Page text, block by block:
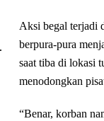
Aksi begal terjadi
berpura-pura
saat tiba di lokasi
menodongkan
“Benar, korban